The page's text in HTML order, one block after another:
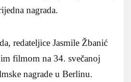
nagrada.
redateljice Jasmile Žbanić
filmom na 34. svečanoj
nagrade u Berlinu.